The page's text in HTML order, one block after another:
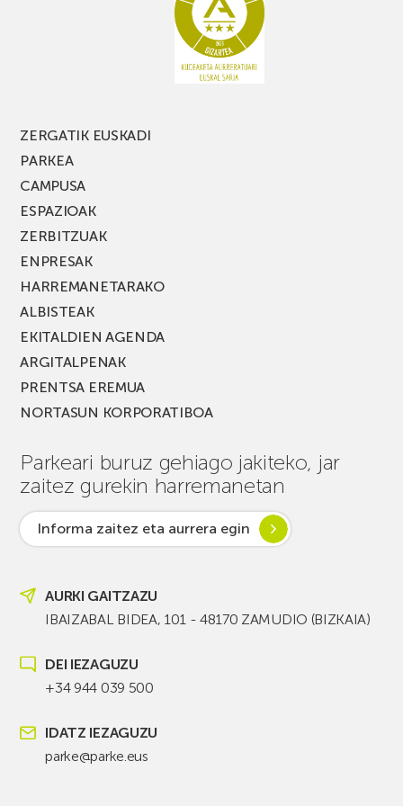
ZERGATIK EUSKADI
PARKEA
CAMPUSA
ESPAZIOAK
ZERBITZUAK
ENPRESAK
HARREMANETARAKO
ALBISTEAK
EKITALDIEN AGENDA
ARGITALPENAK
PRENTSA EREMUA
NORTASUN KORPORATIBOA
Parkeari buruz gehiago jakiteko, jar
zaitez gurekin harremanetan
Informa zaitez eta aurrera egin
AURKI GAITZAZU
IBAIZABAL BIDEA, 101 - 48170 ZAMUDIO (BIZKAIA)
DEI IEZAGUZU
+34 944 039 500
IDATZ IEZAGUZU
parke@parke.eus